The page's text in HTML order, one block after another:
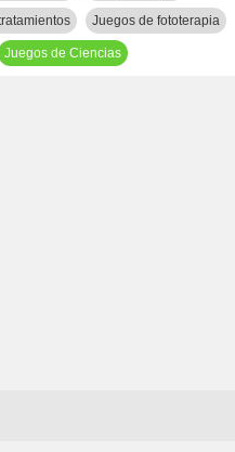
Juegos de fototerapia
Juegos de Ciencias